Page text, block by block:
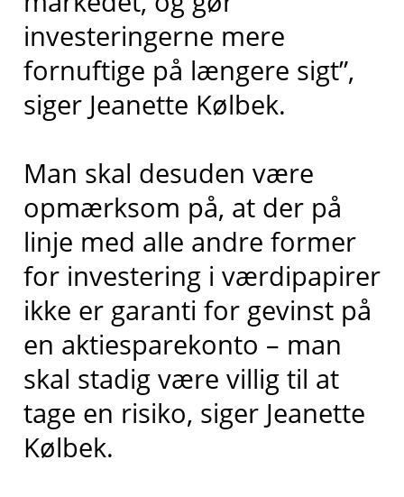
investeringerne mere
fornuftige på længere sigt”,
siger Jeanette Kølbek.
Man skal desuden være
opmærksom på, at der på
linje med alle andre former
for investering i værdipapirer
ikke er garanti for gevinst på
en aktiesparekonto – man
skal stadig være villig til at
tage en risiko, siger Jeanette
Kølbek.